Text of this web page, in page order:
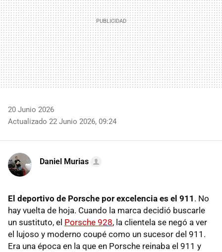
20 Junio 2026
Actualizado 22 Junio 2026, 09:24
Daniel Murias
El deportivo de Porsche por excelencia es el 911 . No
hay vuelta de hoja. Cuando la marca decidió buscarle
un sustituto, el Porsche 928, la clientela se negó a ver
el lujoso y moderno coupé como un sucesor del 911.
Era una época en la que en Porsche reinaba el 911 y